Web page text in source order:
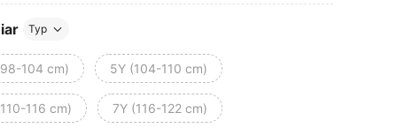
Typ
104 cm) 5Y (104-110 cm)
116 cm) 7Y (116-122 cm)